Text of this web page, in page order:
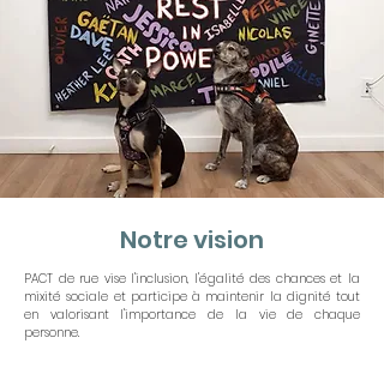
Notre vision
PACT de rue vise l'inclusion, l'égalité des chances et la
mixité sociale et participe à maintenir la dignité tout
en valorisant l'importance de la vie de chaque
personne.